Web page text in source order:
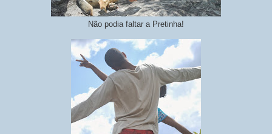
Não podia faltar a Pretinha!